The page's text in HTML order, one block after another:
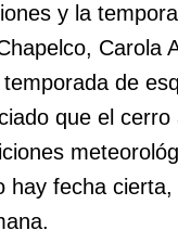
y la
Carola
de
que el
hay fecha